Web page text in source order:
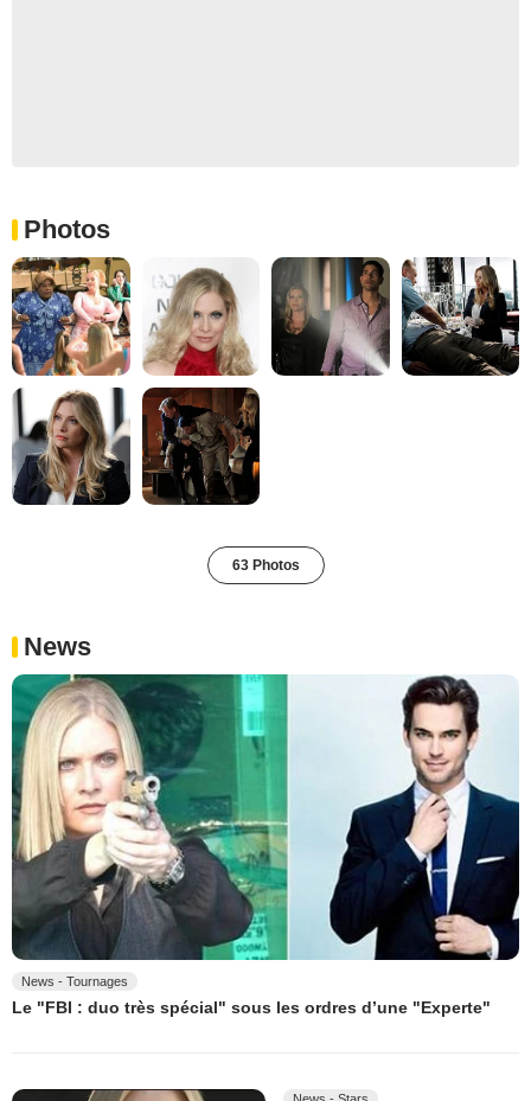
Photos
63 Photos
News
News - Tournages
Le "FBI : duo très spécial" sous les ordres d’une "Experte"